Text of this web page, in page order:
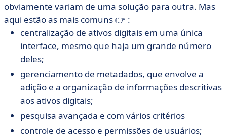
obviamente variam de uma solução para outra. Mas
aqui estão as mais comuns 👉 :
centralização de ativos digitais em uma única
interface, mesmo que haja um grande número
deles;
gerenciamento de metadados, que envolve a
adição e a organização de informações descritivas
aos ativos digitais;
pesquisa avançada e com vários critérios
controle de acesso e permissões de usuários;